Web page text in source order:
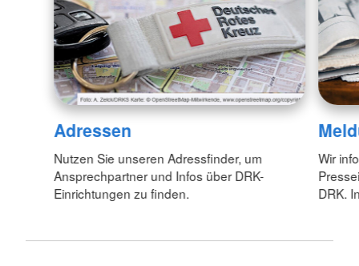
Adressen
Nutzen Sie unseren Adressfinder, um
Ansprechpartner und Infos über DRK-
Einrichtungen zu finden.
Wir
DRK.